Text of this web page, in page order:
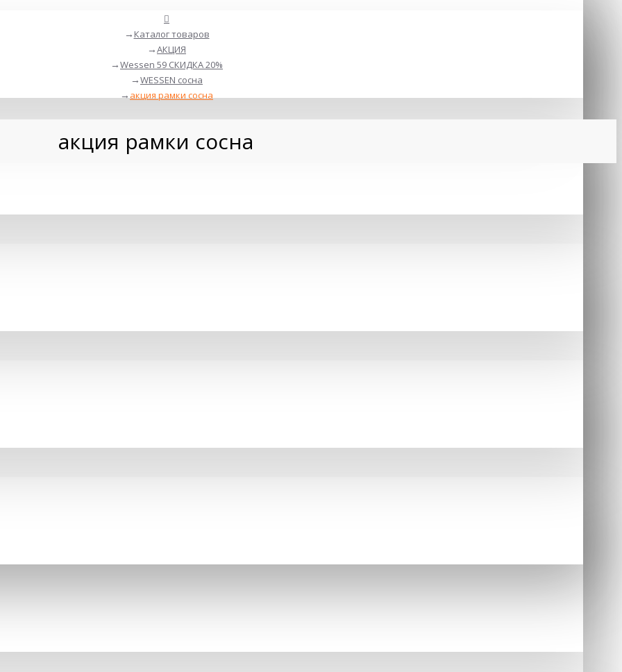
Каталог товаров
АКЦИЯ
Wessen 59 СКИДКА 20%
WESSEN сосна
акция рамки сосна
акция рамки сосна